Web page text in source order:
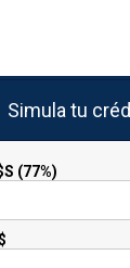
Simula tu
(77%)